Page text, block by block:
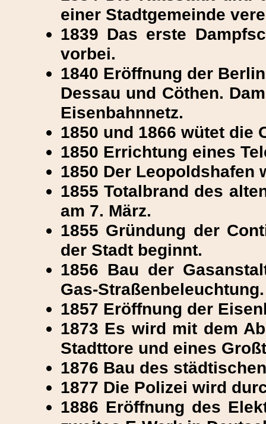
einer Stadtgemeinde
1839 Das erste
vorbei.
1840 Eröffnung der
Dessau und Cöthen.
Eisenbahnnetz.
1850 und 1866 wütet die
1850 Errichtung eines
1850 Der Leopoldshafen
1855 Totalbrand des
am 7. März.
1855 Gründung der
der Stadt beginnt.
1856 Bau der
Gas-Straßenbeleuchtung.
1857 Eröffnung der
1873 Es wird mit dem
Stadttore und eines
1876 Bau des
1877 Die Polizei wird
1886 Eröffnung des